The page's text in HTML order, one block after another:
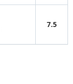
7.5